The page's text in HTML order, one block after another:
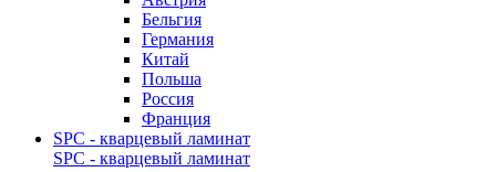
Бельгия
Германия
Китай
Польша
Россия
Франция
SPC - кварцевый ламинат
SPC - кварцевый ламинат